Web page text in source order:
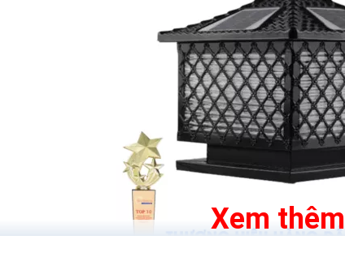
Xem thêm